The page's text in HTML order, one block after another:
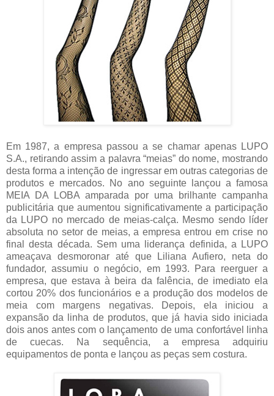
Em 1987, a empresa passou a se chamar apenas LUPO
S.A., retirando assim a palavra “meias” do nome, mostrando
desta forma a intenção de ingressar em outras categorias de
produtos e mercados. No ano seguinte lançou a famosa
MEIA DA LOBA amparada por uma brilhante campanha
publicitária que aumentou significativamente a participação
da LUPO no mercado de meias-calça. Mesmo sendo líder
absoluta no setor de meias, a empresa entrou em crise no
final desta década. Sem uma liderança definida, a LUPO
ameaçava desmoronar até que Liliana Aufiero, neta do
fundador, assumiu o negócio, em 1993. Para reerguer a
empresa, que estava à beira da falência, de imediato ela
cortou 20% dos funcionários e a produção dos modelos de
meia com margens negativas. Depois, ela iniciou a
expansão da linha de produtos, que já havia sido iniciada
dois anos antes com o lançamento de uma confortável linha
de cuecas. Na sequência, a empresa adquiriu
equipamentos de ponta e lançou as peças sem costura.